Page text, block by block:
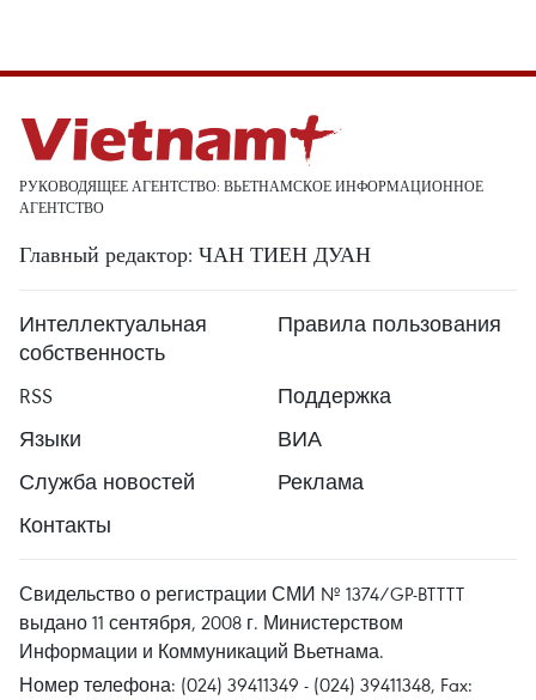
РУКОВОДЯЩЕЕ АГЕНТСТВО: ВЬЕТНАМСКОЕ ИНФОРМАЦИОННОЕ
АГЕНТСТВО
Главный редактор: ЧАН ТИЕН ДУАН
Интеллектуальная
собственность
Правила пользования
RSS
Поддержка
Языки
ВИА
Служба новостей
Реклама
Контакты
Свидельство о регистрации СМИ № 1374/GP-BTTTT
выдано 11 сентября, 2008 г. Министерством
Информации и Коммуникаций Вьетнама.
Номер телефона: (024) 39411349 - (024) 39411348, Fax: